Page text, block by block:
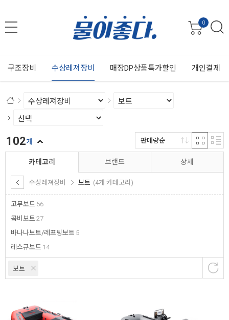
0
구조장비 수상레져장비 매장DP상품특가할인 개인결제
카테고리
수상레져장비 보트 (4개 카테고리)
고무보트 56
콤비보트 27
바나나보트/레프팅보트 5
레스큐보트 14
브랜드 상세
보트
102개 판매량순